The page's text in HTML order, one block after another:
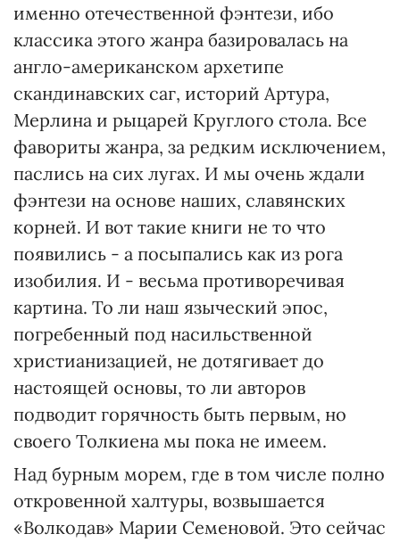
именно отечественной фэнтези, ибо
классика этого жанра базировалась на
англо-американском архетипе
скандинавских саг, историй Артура,
Мерлина и рыцарей Круглого стола. Все
фавориты жанра, за редким исключением,
паслись на сих лугах. И мы очень ждали
фэнтези на основе наших, славянских
корней. И вот такие книги не то что
появились - а посыпались как из рога
изобилия. И - весьма противоречивая
картина. То ли наш языческий эпос,
погребенный под насильственной
христианизацией, не дотягивает до
настоящей основы, то ли авторов
подводит горячность быть первым, но
своего Толкиена мы пока не имеем.
Над бурным морем, где в том числе полно
откровенной халтуры, возвышается
«Волкодав» Марии Семеновой. Это сейчас